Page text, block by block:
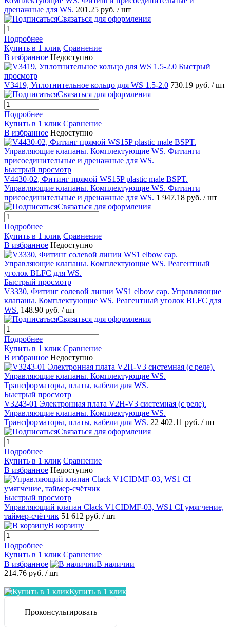
дренажные для WS. 201.25 руб. / шт
Связаться для оформления
Подробнее
Купить в 1 клик Сравнение
В избранное Недоступно
Быстрый
просмотр
V3419, Уплотнительное кольцо для WS 1.5-2.0 730.19 руб. / шт
Связаться для оформления
Подробнее
Купить в 1 клик Сравнение
В избранное Недоступно
Быстрый просмотр
V4430-02, Фитинг прямой WS15P plastic male BSPT.
Управляющие клапаны. Комплектующие WS. Фитинги
присоединительные и дренажные для WS. 1 947.18 руб. / шт
Связаться для оформления
Подробнее
Купить в 1 клик Сравнение
В избранное Недоступно
Быстрый просмотр
V3330, Фитинг солевой линии WS1 elbow cap. Управляющие
клапаны. Комплектующие WS. Реагентный уголок BLFC для
WS. 148.90 руб. / шт
Связаться для оформления
Подробнее
Купить в 1 клик Сравнение
В избранное Недоступно
Быстрый просмотр
V3243-01 Электронная плата V2H-V3 системная (с реле).
Управляющие клапаны. Комплектующие WS.
Трансформаторы, платы, кабели для WS. 22 402.11 руб. / шт
Связаться для оформления
Подробнее
Купить в 1 клик Сравнение
В избранное Недоступно
Быстрый просмотр
Управляющий клапан Clack V1CIDMF-03, WS1 CI умягчение,
таймер-счётчик 51 612 руб. / шт
В корзину
Подробнее
Купить в 1 клик Сравнение
В избранное
В наличии
214.76 руб. / шт
Купить в 1 клик
Проконсультировать